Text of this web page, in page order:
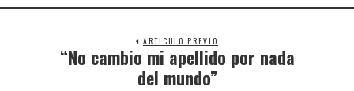
ARTÍCULO PREVIO
Previous
post:
“No cambio mi apellido por nada
del mundo”